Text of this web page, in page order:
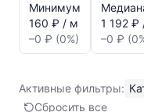
динамика
цен:
Тройник
минимальная,
медианная
Минимум
160 ₽ / м
–0 ₽ (0%)
1 192 ₽
–0 ₽
Активные фильтры:
Сбросить все